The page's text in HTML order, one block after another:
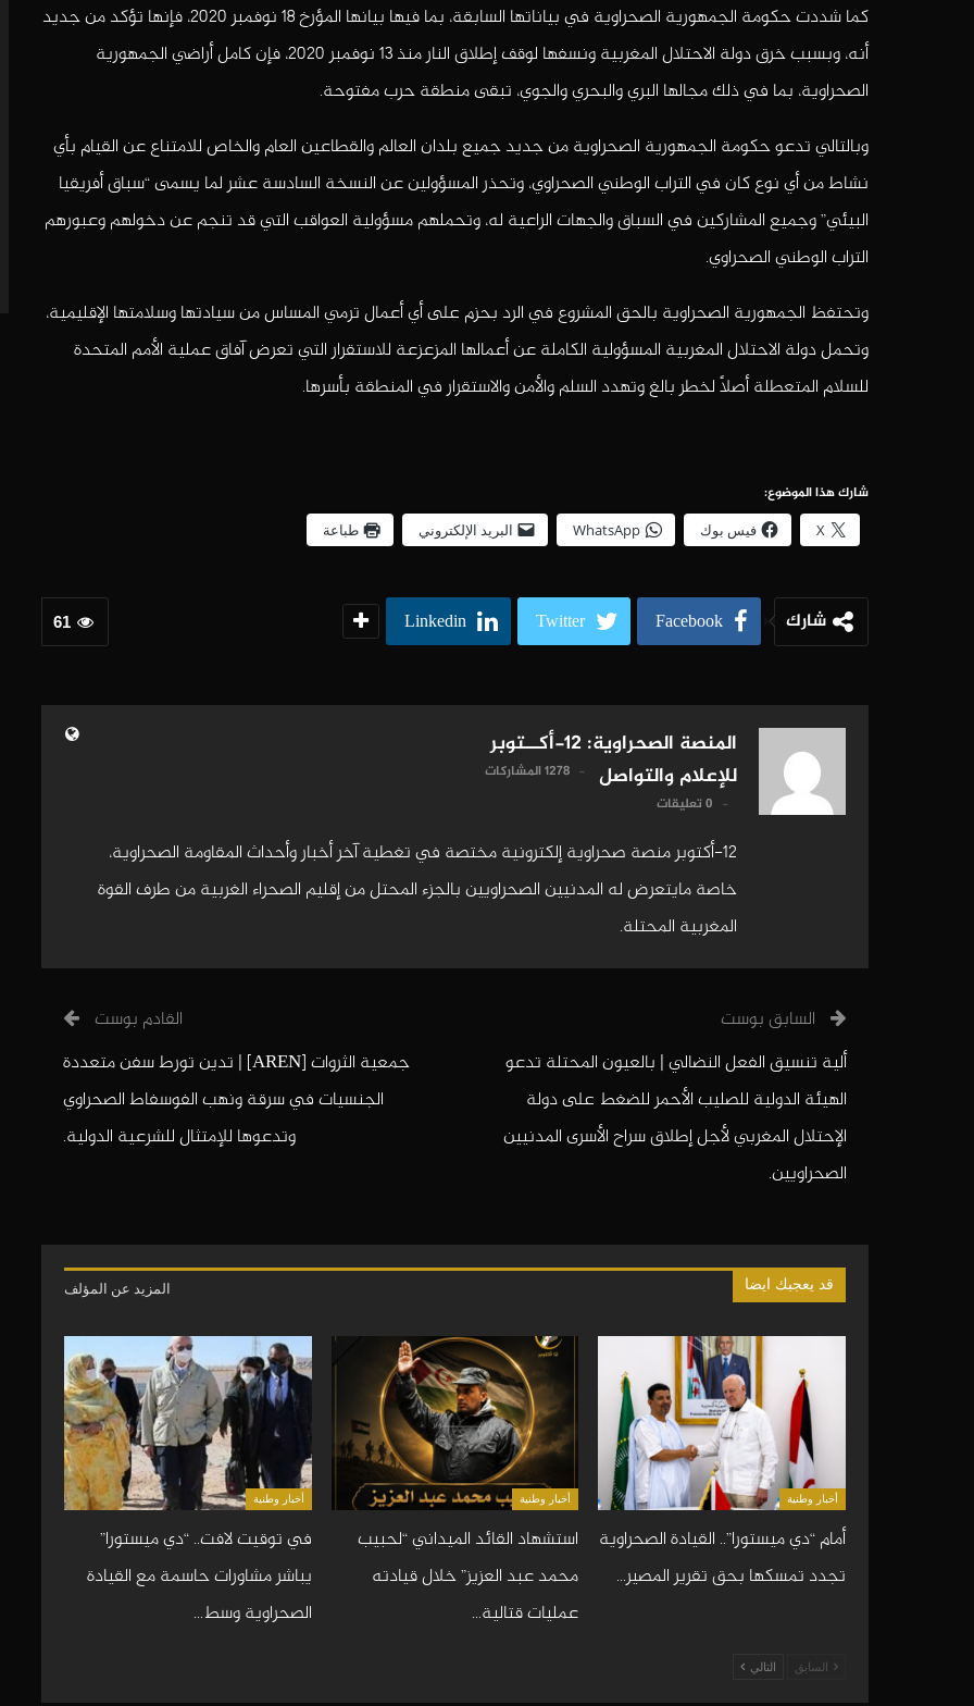
كما شددت حكومة الجمهورية الصحراوية في بياناتها السابقة، بما فيها بيانها المؤرخ 18 نوفمبر 2020، فإنها تؤكد من جديد
أنه، وبسبب خرق دولة الاحتلال المغربية ونسفها لوقف إطلاق النار منذ 13 نوفمبر 2020، فإن كامل أراضي الجمهورية
الصحراوية، بما في ذلك مجالها البري والبحري والجوي، تبقى منطقة حرب مفتوحة.
وبالتالي تدعو حكومة الجمهورية الصحراوية من جديد جميع بلدان العالم والقطاعين العام والخاص للامتناع عن القيام بأي
نشاط من أي نوع كان في التراب الوطني الصحراوي، وتحذر المسؤولين عن النسخة السادسة عشر لما يسمى “سباق أفريقيا
البيئي” وجميع المشاركين في السباق والجهات الراعية له، وتحملهم مسؤولية العواقب التي قد تنجم عن دخولهم وعبورهم
التراب الوطني الصحراوي.
وتحتفظ الجمهورية الصحراوية بالحق المشروع في الرد بحزم على أي أعمال ترمي المساس من سيادتها وسلامتها الإقليمية،
وتحمل دولة الاحتلال المغربية المسؤولية الكاملة عن أعمالها المزعزعة للاستقرار التي تعرض آفاق عملية الأمم المتحدة
للسلام المتعطلة أصلاً لخطر بالغ وتهدد السلم والأمن والاستقرار في المنطقة بأسرها.
شارك هذا الموضوع:
X فيس بوك WhatsApp البريد الإلكتروني طباعة
61 شارك Facebook
Twitter
Linkedin
المنصة الصحراوية: 12-أكــتوبر
للإعلام والتواصل
1278 المشاركات
0 تعليقات
12-أكتوبر منصة صحراوية إلكترونية مختصة في تغطية آخر أخبار وأحداث المقاومة الصحراوية،
خاصة مايتعرض له المدنيين الصحراويين بالجزء المحتل من إقليم الصحراء الغربية من طرف القوة
المغربية المحتلة.
السابق بوست
ألية تنسيق الفعل النضالي | بالعيون المحتلة تدعو
الهيئة الدولية للصليب الأحمر للضغط على دولة
الإحتلال المغربي لأجل إطلاق سراح الأسرى المدنيين
الصحراويين.
القادم بوست
جمعية الثروات [AREN] | تدين تورط سفن متعددة
الجنسيات في سرقة ونهب الفوسفاط الصحراوي
وتدعوها للإمتثال للشرعية الدولية.
قد يعجبك ايضا المزيد عن المؤلف
أخبار وطنية
أمام “دي ميستورا”.. القيادة الصحراوية
تجدد تمسكها بحق تقرير المصير…
أخبار وطنية
استشهاد القائد الميداني “لحبيب
محمد عبد العزيز” خلال قيادته
عمليات قتالية…
أخبار وطنية
في توقيت لافت.. “دي ميستورا”
يباشر مشاورات حاسمة مع القيادة
الصحراوية وسط…
السابق التالي